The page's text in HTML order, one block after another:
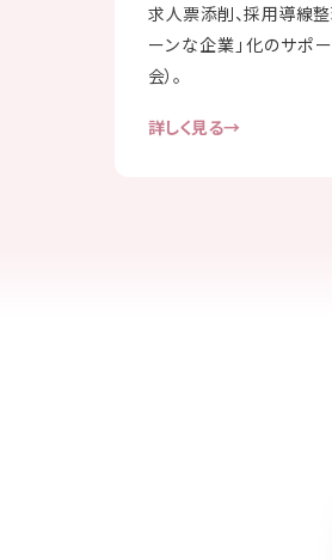
求人票添削、採用導線整
ーンな企業」化のサポ
会）。
詳しく見る